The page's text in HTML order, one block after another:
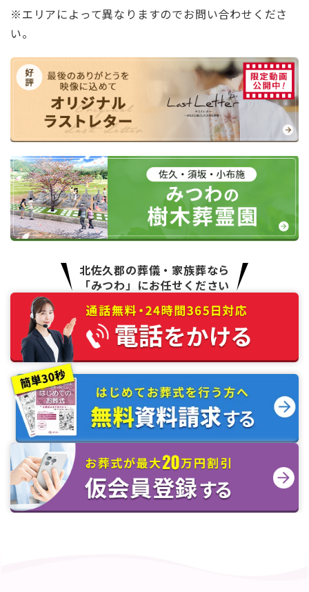
※エリアによって異なりますのでお問い合わせくださ
い。
北佐久郡の葬儀・家族葬なら
「みつわ」にお任せください